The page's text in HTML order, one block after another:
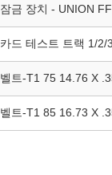
잠금 장치 - UNION
카드 테스트 트랙 1/2/3
벨트-T1 75 14.76 X
벨트-T1 85 16.73 X